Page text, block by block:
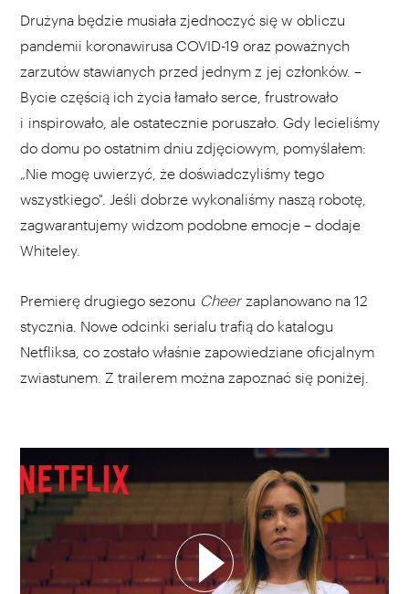
Drużyna będzie musiała zjednoczyć się w obliczu
pandemii koronawirusa COVID-19 oraz poważnych
zarzutów stawianych przed jednym z jej członków. –
Bycie częścią ich życia łamało serce, frustrowało
i inspirowało, ale ostatecznie poruszało. Gdy lecieliśmy
do domu po ostatnim dniu zdjęciowym, pomyślałem:
„Nie mogę uwierzyć, że doświadczyliśmy tego
wszystkiego". Jeśli dobrze wykonaliśmy naszą robotę,
zagwarantujemy widzom podobne emocje – dodaje
Whiteley.
Premierę drugiego sezonu Cheer zaplanowano na 12
stycznia. Nowe odcinki serialu trafią do katalogu
Netfliksa, co zostało właśnie zapowiedziane oficjalnym
zwiastunem. Z trailerem można zapoznać się poniżej.
WYBIERZ SWOJĄ PLAYLISTĘ